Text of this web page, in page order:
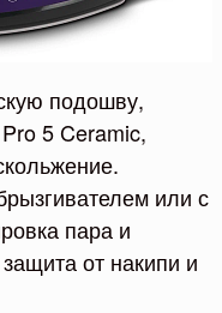
подошву,
5 Ceramic,
или с
пара и
от накипи и